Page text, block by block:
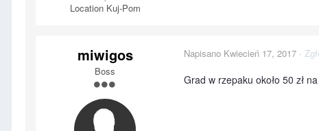
LocationKuj-Pom
miwigos
Boss
Napisano Kwiecień 17, 2017 ·
Grad w rzepaku około 50 zł